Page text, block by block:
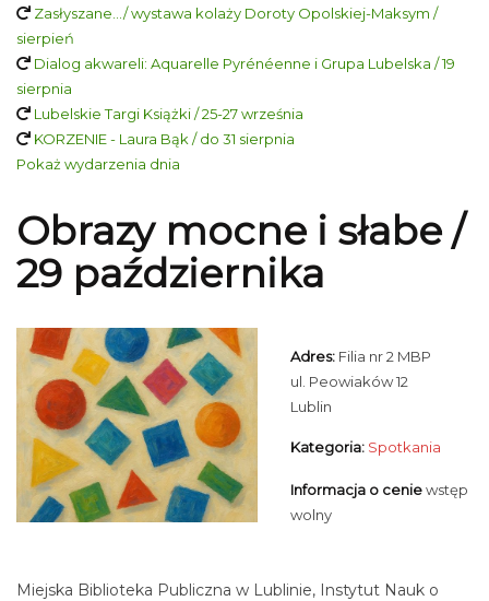
Zasłyszane…/ wystawa kolaży Doroty Opolskiej-Maksym /
sierpień
Dialog akwareli: Aquarelle Pyrénéenne i Grupa Lubelska / 19
sierpnia
Lubelskie Targi Książki / 25-27 września
KORZENIE - Laura Bąk / do 31 sierpnia
Pokaż wydarzenia dnia
Obrazy mocne i słabe /
29 października
Adres: Filia nr 2 MBP
ul. Peowiaków 12
Lublin
Kategoria: Spotkania
Informacja o ceniewstęp
wolny
Miejska Biblioteka Publiczna w Lublinie, Instytut Nauk o